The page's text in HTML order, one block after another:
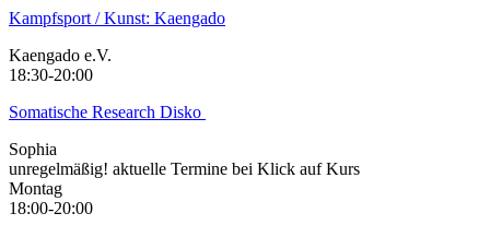
Kampfsport / Kunst: Kaengado
Kaengado e.V.
18:30-20:00
Somatische Research Disko
Sophia
unregelmäßig! aktuelle Termine bei Klick auf Kurs
Montag
18:00-20:00